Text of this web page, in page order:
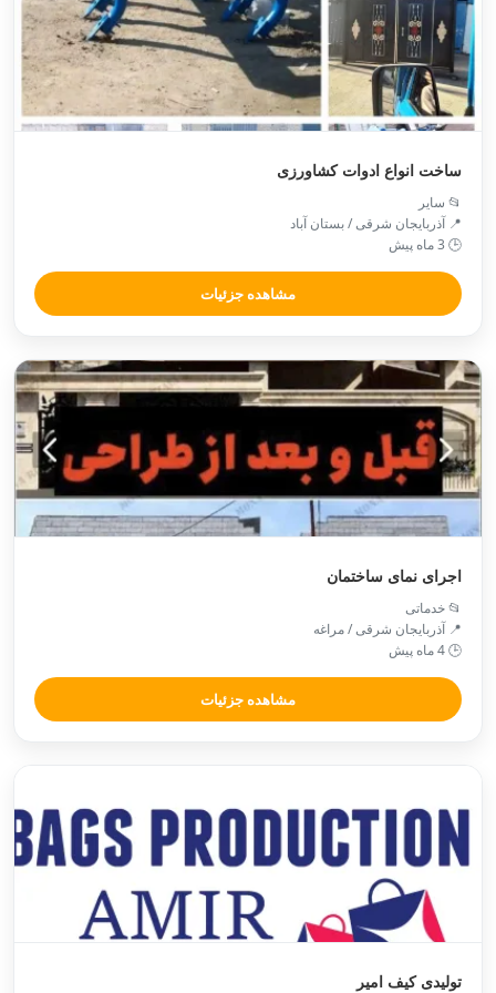
ساخت انواع ادوات کشاورزی
📂 سایر
📍 آذربایجان شرقی / بستان آباد
🕒 3 ماه پیش
مشاهده جزئیات
اجرای نمای ساختمان
📂 خدماتی
📍 آذربایجان شرقی / مراغه
🕒 4 ماه پیش
مشاهده جزئیات
تولیدی کیف امیر